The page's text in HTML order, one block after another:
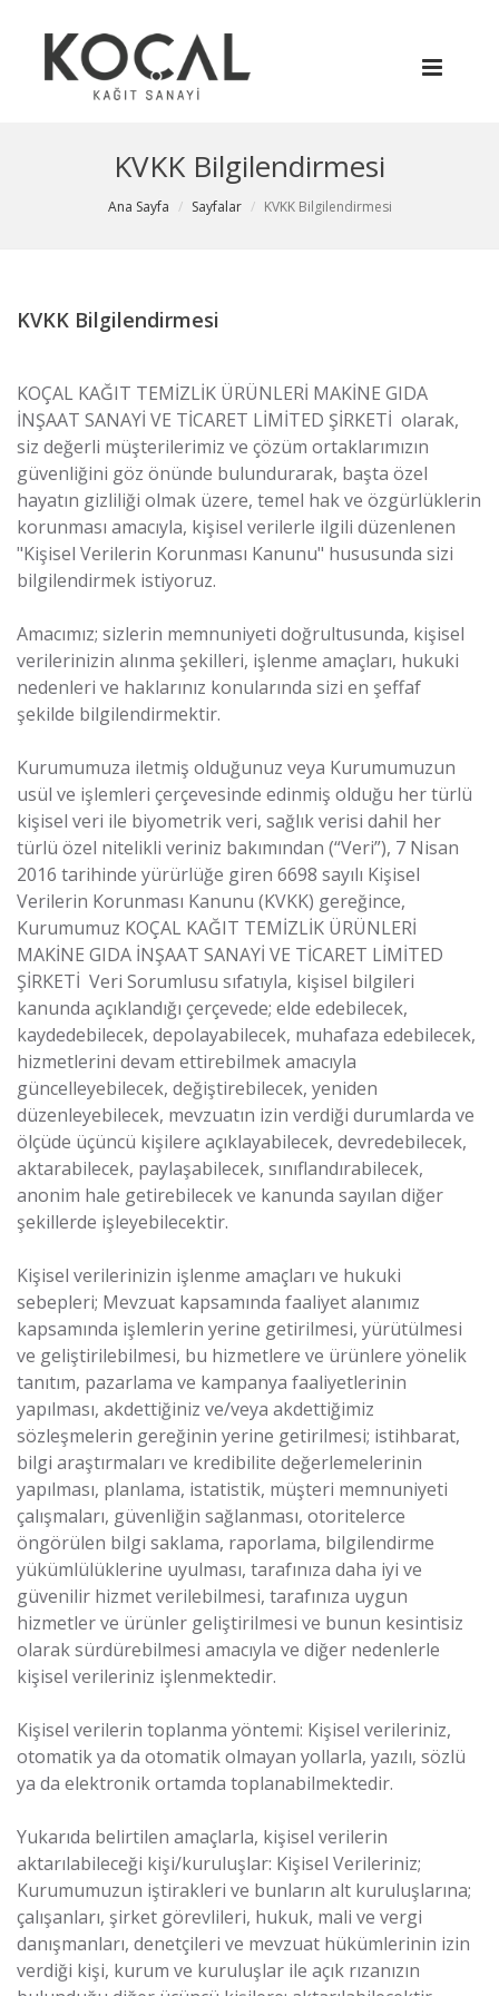
KVKK Bilgilendirmesi
Ana Sayfa Sayfalar KVKK Bilgilendirmesi
KVKK Bilgilendirmesi
KOÇAL KAĞIT TEMİZLİK ÜRÜNLERİ MAKİNE GIDA
İNŞAAT SANAYİ VE TİCARET LİMİTED ŞİRKETİ olarak,
siz değerli müşterilerimiz ve çözüm ortaklarımızın
güvenliğini göz önünde bulundurarak, başta özel
hayatın gizliliği olmak üzere, temel hak ve özgürlüklerin
korunması amacıyla, kişisel verilerle ilgili düzenlenen
"Kişisel Verilerin Korunması Kanunu" hususunda sizi
bilgilendirmek istiyoruz.
Amacımız; sizlerin memnuniyeti doğrultusunda, kişisel
verilerinizin alınma şekilleri, işlenme amaçları, hukuki
nedenleri ve haklarınız konularında sizi en şeffaf
şekilde bilgilendirmektir.
Kurumumuza iletmiş olduğunuz veya Kurumumuzun
usül ve işlemleri çerçevesinde edinmiş olduğu her türlü
kişisel veri ile biyometrik veri, sağlık verisi dahil her
türlü özel nitelikli veriniz bakımından (“Veri”), 7 Nisan
2016 tarihinde yürürlüğe giren 6698 sayılı Kişisel
Verilerin Korunması Kanunu (KVKK) gereğince,
Kurumumuz KOÇAL KAĞIT TEMİZLİK ÜRÜNLERİ
MAKİNE GIDA İNŞAAT SANAYİ VE TİCARET LİMİTED
ŞİRKETİ Veri Sorumlusu sıfatıyla, kişisel bilgileri
kanunda açıklandığı çerçevede; elde edebilecek,
kaydedebilecek, depolayabilecek, muhafaza edebilecek,
hizmetlerini devam ettirebilmek amacıyla
güncelleyebilecek, değiştirebilecek, yeniden
düzenleyebilecek, mevzuatın izin verdiği durumlarda ve
ölçüde üçüncü kişilere açıklayabilecek, devredebilecek,
aktarabilecek, paylaşabilecek, sınıflandırabilecek,
anonim hale getirebilecek ve kanunda sayılan diğer
şekillerde işleyebilecektir.
Kişisel verilerinizin işlenme amaçları ve hukuki
sebepleri; Mevzuat kapsamında faaliyet alanımız
kapsamında işlemlerin yerine getirilmesi, yürütülmesi
ve geliştirilebilmesi, bu hizmetlere ve ürünlere yönelik
tanıtım, pazarlama ve kampanya faaliyetlerinin
yapılması, akdettiğiniz ve/veya akdettiğimiz
sözleşmelerin gereğinin yerine getirilmesi; istihbarat,
bilgi araştırmaları ve kredibilite değerlemelerinin
yapılması, planlama, istatistik, müşteri memnuniyeti
çalışmaları, güvenliğin sağlanması, otoritelerce
öngörülen bilgi saklama, raporlama, bilgilendirme
yükümlülüklerine uyulması, tarafınıza daha iyi ve
güvenilir hizmet verilebilmesi, tarafınıza uygun
hizmetler ve ürünler geliştirilmesi ve bunun kesintisiz
olarak sürdürebilmesi amacıyla ve diğer nedenlerle
kişisel verileriniz işlenmektedir.
Kişisel verilerin toplanma yöntemi: Kişisel verileriniz,
otomatik ya da otomatik olmayan yollarla, yazılı, sözlü
ya da elektronik ortamda toplanabilmektedir.
Yukarıda belirtilen amaçlarla, kişisel verilerin
aktarılabileceği kişi/kuruluşlar: Kişisel Verileriniz;
Kurumumuzun iştirakleri ve bunların alt kuruluşlarına;
çalışanları, şirket görevlileri, hukuk, mali ve vergi
danışmanları, denetçileri ve mevzuat hükümlerinin izin
verdiği kişi, kurum ve kuruluşlar ile açık rızanızın